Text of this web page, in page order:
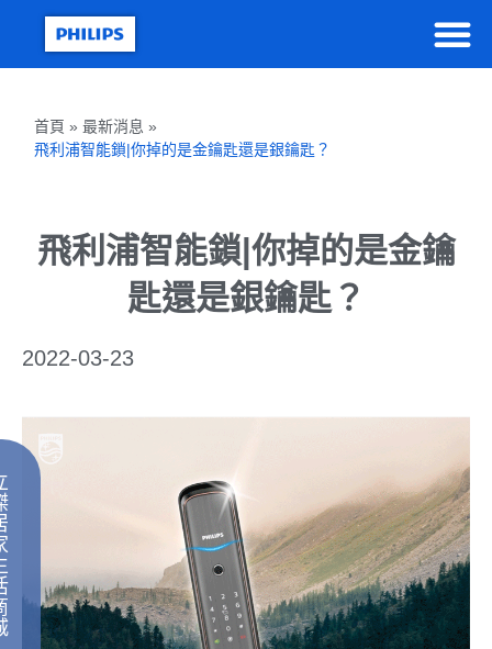
首頁 » 最新消息 »
飛利浦智能鎖|你掉的是金鑰匙還是銀鑰匙？
飛利浦智能鎖|你掉的是金鑰
匙還是銀鑰匙？
2022-03-23